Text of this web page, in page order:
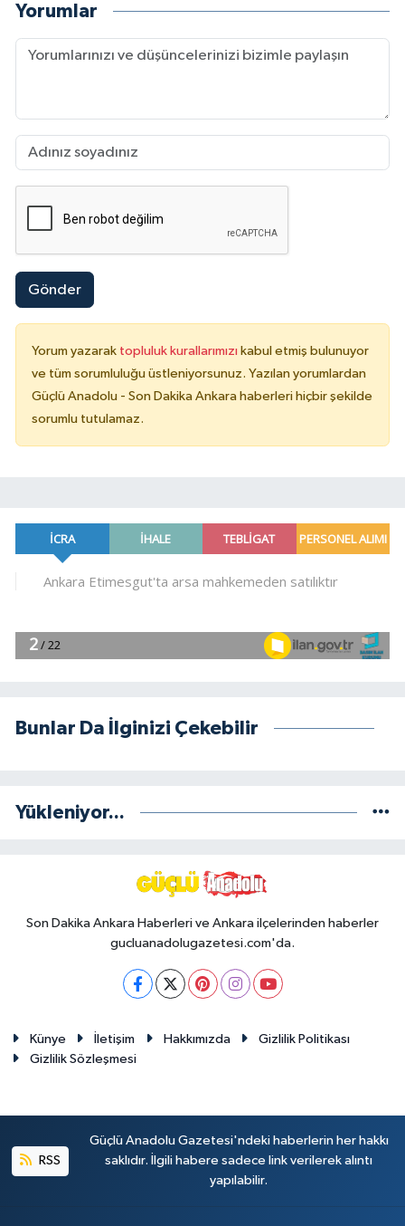
Yorumlar
Gönder
Yorum yazarak topluluk kurallarımızı kabul etmiş bulunuyor
ve tüm sorumluluğu üstleniyorsunuz. Yazılan yorumlardan
Güçlü Anadolu - Son Dakika Ankara haberleri hiçbir şekilde
sorumlu tutulamaz.
Bunlar Da İlginizi Çekebilir
Yükleniyor...
Son Dakika Ankara Haberleri ve Ankara ilçelerinden haberler
gucluanadolugazetesi.com'da.
Künye İletişim Hakkımızda
Gizlilik Politikası
Gizlilik Sözleşmesi
RSS
Güçlü Anadolu Gazetesi'ndeki haberlerin her hakkı
saklıdır. İlgili habere sadece link verilerek alıntı
yapılabilir.